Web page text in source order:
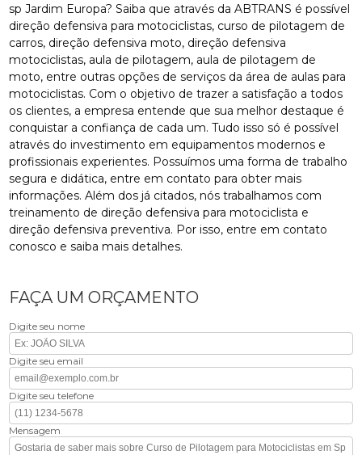
sp Jardim Europa? Saiba que através da ABTRANS é possível
direção defensiva para motociclistas, curso de pilotagem de
carros, direção defensiva moto, direção defensiva
motociclistas, aula de pilotagem, aula de pilotagem de
moto, entre outras opções de serviços da área de aulas para
motociclistas. Com o objetivo de trazer a satisfação a todos
os clientes, a empresa entende que sua melhor destaque é
conquistar a confiança de cada um. Tudo isso só é possível
através do investimento em equipamentos modernos e
profissionais experientes. Possuímos uma forma de trabalho
segura e didática, entre em contato para obter mais
informações. Além dos já citados, nós trabalhamos com
treinamento de direção defensiva para motociclista e
direção defensiva preventiva. Por isso, entre em contato
conosco e saiba mais detalhes.
FAÇA UM ORÇAMENTO
Digite seu nome
Digite seu email
Digite seu telefone
Mensagem